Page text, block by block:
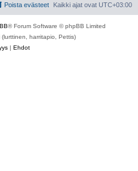
Kaikki ajat ovat UTC+03:00
Poista evästeet
® Forum Software © phpBB Limited
harritapio, Pettis)
| Ehdot